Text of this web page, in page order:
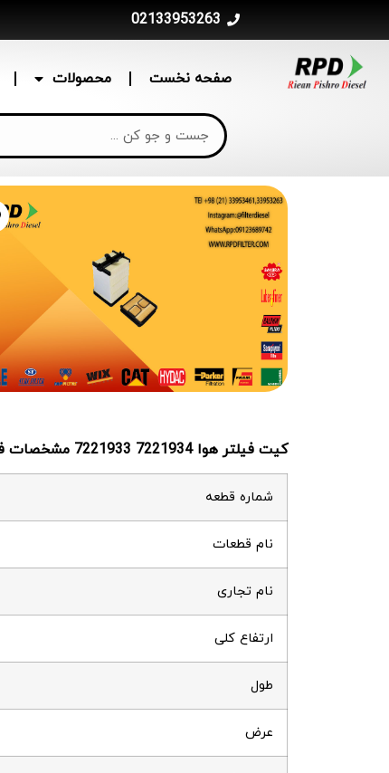
02133953263
صفحه نخست محصولات
کیت فیلتر هوا 7221933 7221934 مشخصات فنی
شماره قطعه
نام قطعات
نام تجاری
ارتفاع کلی
طول
عرض